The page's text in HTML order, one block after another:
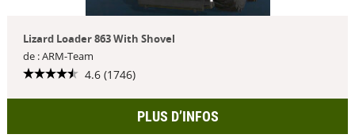
Lizard Loader 863 With Shovel
de : ARM-Team
4.6 (1746)
PLUS D’INFOS